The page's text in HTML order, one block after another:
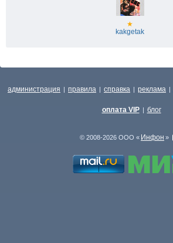
★
kakgetak
администрация | правила | справка | реклама |
оплата VIP | блог
© 2008-2026 ООО « Инфон »